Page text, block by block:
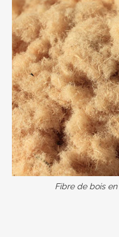
Fibre de bois